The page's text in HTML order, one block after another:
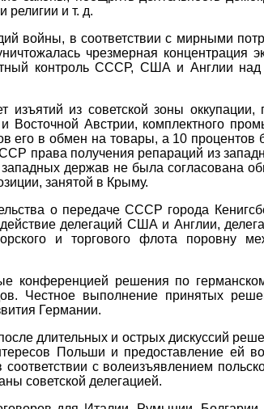
религии и т. д.
войны, в соответствии с мирными
чрезмерная концентрация
контроль СССР, США и Англии
из советской зоны оккупации,
Восточной Австрии, комплектного
его в обмен на товары, а 10 процентов
права получения репараций из
западных держав не была согласована
занятой в Крыму.
о передаче СССР города
делегаций США и Англии,
и торгового флота поровну
конференцией решения по
Честное выполнение принятых
Германии.
длительных и острых дискуссий
Польши и предоставление ей
с волеизъявлением
советской делегацией.